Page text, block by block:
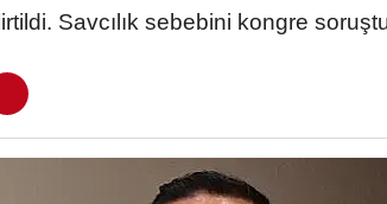
Savcılık sebebini kongre